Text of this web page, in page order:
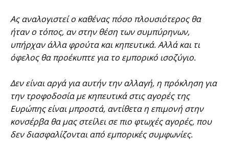
Ας αναλογιστεί ο καθένας πόσο πλουσιότερος θα
ήταν ο τόπος, αν στην θέση των συμπύρηνων,
υπήρχαν άλλα φρούτα και κηπευτικά. Αλλά και τι
όφελος θα προέκυπτε για το εμπορικό ισοζύγιο.
Δεν είναι αργά για αυτήν την αλλαγή, η πρόκληση για
την τροφοδοσία με κηπευτικά στις αγορές της
Ευρώπης είναι μπροστά, αντίθετα η επιμονή στην
κονσέρβα θα μας στείλει σε πιο φτωχές αγορές, που
δεν διασφαλίζονται από εμπορικές συμφωνίες.